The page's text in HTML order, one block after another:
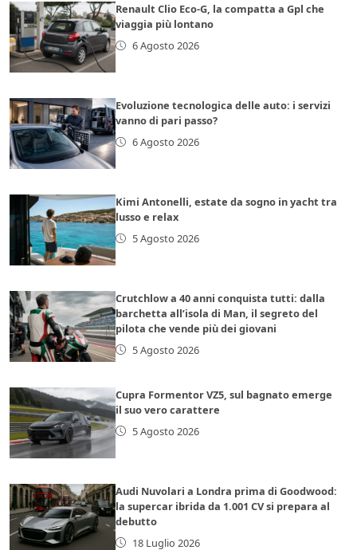
Renault Clio Eco-G, la compatta a Gpl che
viaggia più lontano
6 Agosto 2026
Evoluzione tecnologica delle auto: i servizi
vanno di pari passo?
6 Agosto 2026
Kimi Antonelli, estate da sogno in yacht tra
lusso e relax
5 Agosto 2026
Crutchlow a 40 anni conquista tutti: dalla
barchetta all’isola di Man, il segreto del
pilota che vende più dei giovani
5 Agosto 2026
Cupra Formentor VZ5, sul bagnato emerge
il suo vero carattere
5 Agosto 2026
Audi Nuvolari a Londra prima di Goodwood:
la supercar ibrida da 1.001 CV si prepara al
debutto
18 Luglio 2026